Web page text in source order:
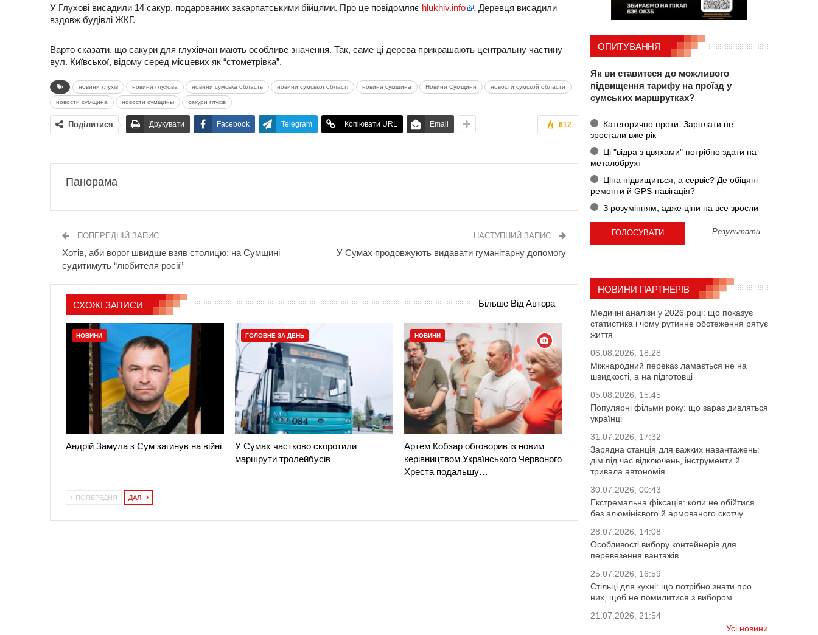
У Глухові висадили 14 сакур, подарованих закарпатськими бійцями. Про це повідомляє hlukhiv.info
. Деревця висадили
вздовж будівлі ЖКГ.
Варто сказати, що сакури для глухівчан мають особливе значення. Так, саме ці дерева прикрашають центральну частину
вул. Київської, відому серед місцевих як “стометрівка”.
новини глухів новини глухова новини сумська область новини сумської області новини сумщина Новини Сумщини новости сумской области
новости сумщина новости сумщины сакури глухів
612
Поділитися Друкувати Facebook Telegram Копіювати URL Email
Панорама
ПОПЕРЕДНІЙ ЗАПИС
Хотів, аби ворог швидше взяв столицю: на Сумщині
судитимуть “любителя росії”
НАСТУПНИЙ ЗАПИС
У Сумах продовжують видавати гуманітарну допомогу
СХОЖІ ЗАПИСИ Більше Від Автора
НОВИНИ
Андрій Замула з Сум загинув на війні
ГОЛОВНЕ ЗА ДЕНЬ
У Сумах частково скоротили
маршрути тролейбусів
НОВИНИ
Артем Кобзар обговорив із новим
керівництвом Українського Червоного
Хреста подальшу…
ПОПЕРЕДНЯ ДАЛІ
ОПИТУВАННЯ
Як ви ставитеся до можливого
підвищення тарифу на проїзд у
сумських маршрутках?
Категорично проти. Зарплати не
зростали вже рік
Ці "відра з цвяхами" потрібно здати на
металобрухт
Ціна підвищиться, а сервіс? Де обіцяні
ремонти й GPS-навігація?
З розумінням, адже ціни на все зросли
Результати
НОВИНИ ПАРТНЕРІВ
Медичні аналізи у 2026 році: що показує
статистика і чому рутинне обстеження рятує
життя
06.08.2026, 18:28
Міжнародний переказ ламається не на
швидкості, а на підготовці
05.08.2026, 15:45
Популярні фільми року: що зараз дивляться
українці
31.07.2026, 17:32
Зарядна станція для важких навантажень:
дім під час відключень, інструменти й
тривала автономія
30.07.2026, 00:43
Екстремальна фіксація: коли не обійтися
без алюмінієвого й армованого скотчу
28.07.2026, 14:08
Особливості вибору контейнерів для
перевезення вантажів
25.07.2026, 16:59
Стільці для кухні: що потрібно знати про
них, щоб не помилитися з вибором
21.07.2026, 21:54
Усі новини